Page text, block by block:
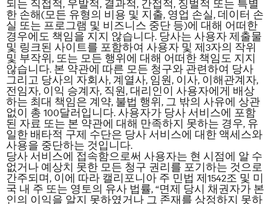
되는 직접적, 우발적, 결과적, 간접적, 징벌적 또는 특별
한 손해(모든 유형의 비용 및 지출, 영업 손실, 데이터 손
실 또는 프로그램 및 비즈니스 중단 등)에 대해 어떠한
경우에도 책임을 지지 않습니다. 당사는 사용자 제출물
및 링크된 사이트를 포함하여 사용자 및 제3자의 작위
및 부작위, 또는 모든 행위에 대해 어떠한 책임도 지지
않습니다. 본 약관에 따른 모든 청구와 관련하여 당사
그리고 당사의 자회사, 계열사, 임원, 이사, 이해관계자,
전임자, 이익 승계자, 직원, 대리인이 사용자에게 배상
하는 최대 책임은 계약, 불법 행위, 그 밖의 사유에 상관
없이 총 100달러입니다. 사용자가 당사 서비스에 포함
된 자료 또는 본 약관에 대해 만족하지 못하는 경우, 유
일한 배타적 구제 수단은 당사 서비스에 대한 액세스와
사용을 중단하는 것입니다.
당사 서비스에 접속함으로써 사용자는 현 시점에 알 수
없거나 예상치 못한 모든 청구 권리를 포기하는 것으로
간주되며, 이에 따라 캘리포니아 주 민법 제1542조 및 미
국 내 주 또는 영토의 유사 법률, “면제 당시 채권자가 본
인의 이익을 알지 못하였거나 그 존재를 상정하지 못하